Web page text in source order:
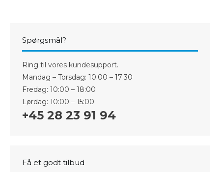
Spørgsmål?
Ring til vores kundesupport.
Mandag – Torsdag: 10:00 – 17:30
Fredag: 10:00 – 18:00
Lørdag: 10:00 – 15:00
+45 28 23 91 94
Få et godt tilbud